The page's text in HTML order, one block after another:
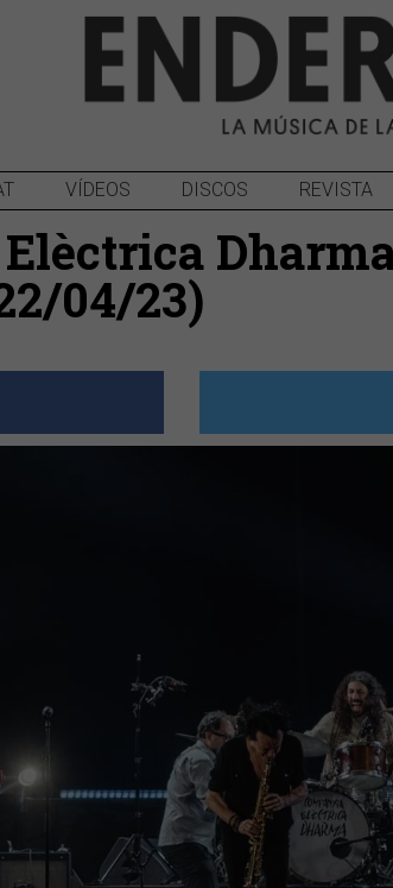
VÍDEOS DISCOS REVISTA
04/23)